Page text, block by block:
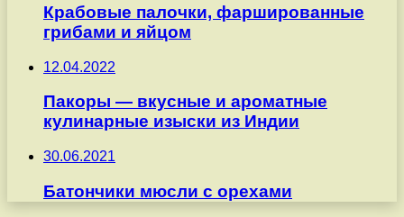
Крабовые палочки, фаршированные
грибами и яйцом
12.04.2022
Пакоры — вкусные и ароматные
кулинарные изыски из Индии
30.06.2021
Батончики мюсли с орехами